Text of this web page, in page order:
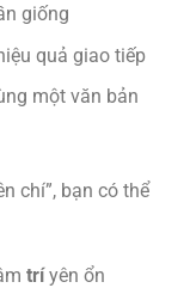
giống
quả giao tiếp
một văn bản
chí”, bạn có thể
tríyên ổn